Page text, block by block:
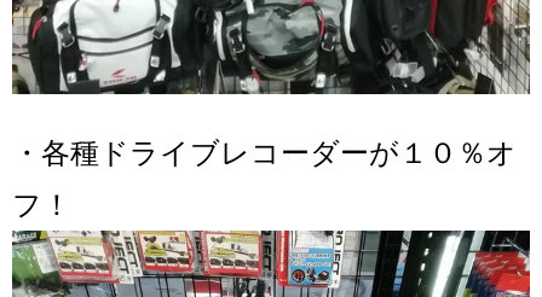
・各種ドライブレコーダーが１０％オ
フ！